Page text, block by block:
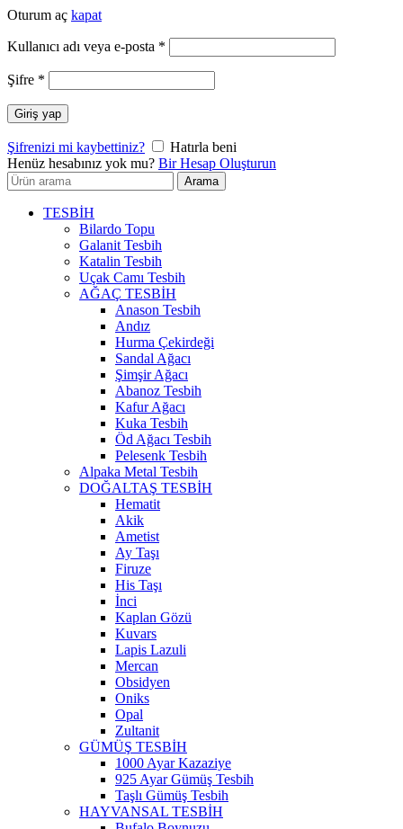
Oturum aç kapat
Kullanıcı adı veya e-posta *
Şifre *
Giriş yap
Şifrenizi mi kaybettiniz?
Hatırla beni
Henüz hesabınız yok mu? Bir Hesap Oluşturun
Arayın:
Arama
TESBİH
Bilardo Topu
Galanit Tesbih
Katalin Tesbih
Uçak Camı Tesbih
AĞAÇ TESBİH
Anason Tesbih
Andız
Hurma Çekirdeği
Sandal Ağacı
Şimşir Ağacı
Abanoz Tesbih
Kafur Ağacı
Kuka Tesbih
Öd Ağacı Tesbih
Pelesenk Tesbih
Alpaka Metal Tesbih
DOĞALTAŞ TESBİH
Hematit
Akik
Ametist
Ay Taşı
Firuze
His Taşı
İnci
Kaplan Gözü
Kuvars
Lapis Lazuli
Mercan
Obsidyen
Oniks
Opal
Zultanit
GÜMÜŞ TESBİH
1000 Ayar Kazaziye
925 Ayar Gümüş Tesbih
Taşlı Gümüş Tesbih
HAYVANSAL TESBİH